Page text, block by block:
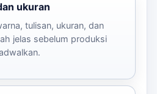
ukuran
tulisan, ukuran, dan
jelas sebelum produksi